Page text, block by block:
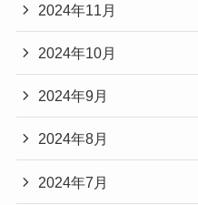
2024年11月
2024年10月
2024年9月
2024年8月
2024年7月